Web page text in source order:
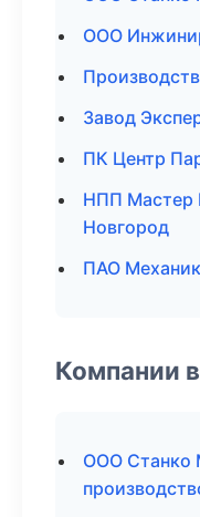
ООО
Завод
ПК Центр
НПП Мастер
Новгород
ПАО
Компании
ООО Станко